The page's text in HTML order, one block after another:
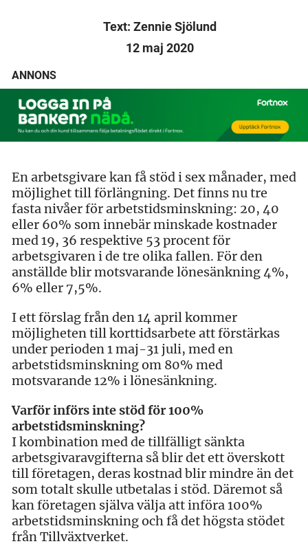
Text: Zennie Sjölund
12 maj 2020
ANNONS
En arbetsgivare kan få stöd i sex månader, med
möjlighet till förlängning. Det finns nu tre
fasta nivåer för arbetstidsminskning: 20, 40
eller 60% som innebär minskade kostnader
med 19, 36 respektive 53 procent för
arbetsgivaren i de tre olika fallen. För den
anställde blir motsvarande lönesänkning 4%,
6% eller 7,5%.
I ett förslag från den 14 april kommer
möjligheten till korttidsarbete att förstärkas
under perioden 1 maj-31 juli, med en
arbetstidsminskning om 80% med
motsvarande 12% i lönesänkning.
Varför införs inte stöd för 100%
arbetstidsminskning?
I kombination med de tillfälligt sänkta
arbetsgivaravgifterna så blir det ett överskott
till företagen, deras kostnad blir mindre än det
som totalt skulle utbetalas i stöd. Däremot så
kan företagen själva välja att införa 100%
arbetstidsminskning och få det högsta stödet
från Tillväxtverket.